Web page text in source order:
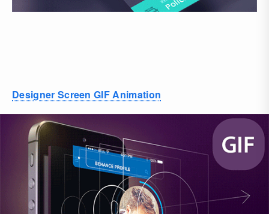
Designer Screen GIF Animation